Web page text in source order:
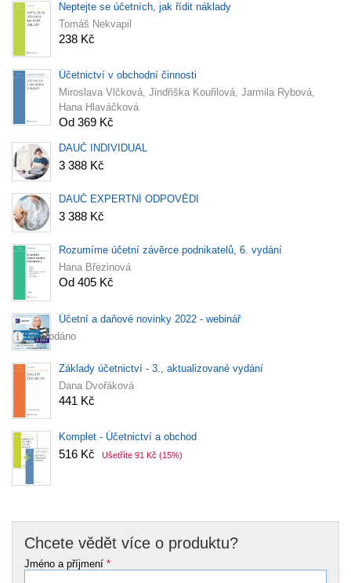
Neptejte se účetních, jak řídit náklady
Tomáš Nekvapil
238 Kč
Účetnictví v obchodní činnosti
Miroslava Vlčková, Jindřiška Kouřilová, Jarmila Rybová,
Hana Hlaváčková
Od 369 Kč
DAUČ INDIVIDUAL
3 388 Kč
DAUČ EXPERTNÍ ODPOVĚDI
3 388 Kč
Rozumíme účetní závěrce podnikatelů, 6. vydání
Hana Březinová
Od 405 Kč
Účetní a daňové novinky 2022 - webinář
Vyprodáno
Základy účetnictví - 3., aktualizované vydání
Dana Dvořáková
441 Kč
Komplet - Účetnictví a obchod
516 Kč Ušetříte 91 Kč (15%)
Chcete vědět více o produktu?
Jméno a příjmení *